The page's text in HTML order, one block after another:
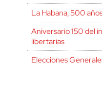
La Habana, 500
Aniversario 150 del
libertarias
Elecciones